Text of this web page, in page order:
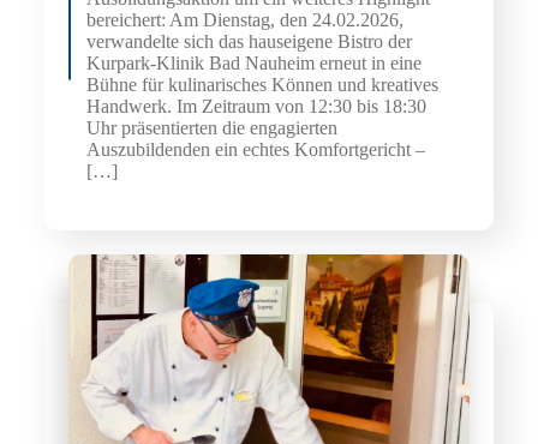
bereichert: Am Dienstag, den 24.02.2026,
verwandelte sich das hauseigene Bistro der
Kurpark-Klinik Bad Nauheim erneut in eine
Bühne für kulinarisches Können und kreatives
Handwerk. Im Zeitraum von 12:30 bis 18:30
Uhr präsentierten die engagierten
Auszubildenden ein echtes Komfortgericht –
[…]